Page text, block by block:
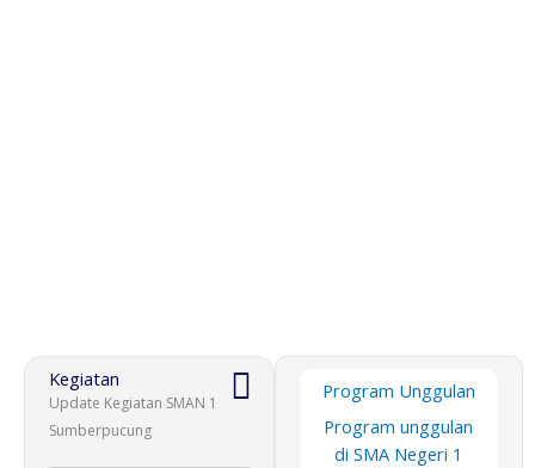
Kegiatan
Update Kegiatan SMAN 1
Sumberpucung
Program Unggulan
Program unggulan
di SMA Negeri 1